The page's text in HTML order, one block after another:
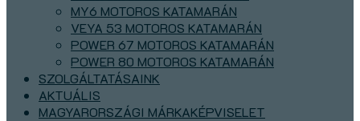
MY6 MOTOROS KATAMARÁN
VEYA 53 MOTOROS KATAMARÁN
POWER 67 MOTOROS KATAMARÁN
POWER 80 MOTOROS KATAMARÁN
SZOLGÁLTATÁSAINK
AKTUÁLIS
MAGYARORSZÁGI MÁRKAKÉPVISELET